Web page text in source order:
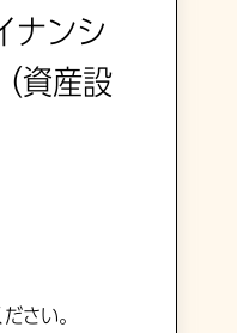
ンシ
資産設
さい。